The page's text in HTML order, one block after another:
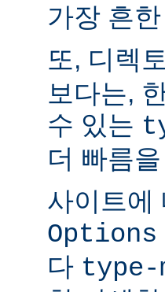
가장 흔
또, 디렉
보다는,
수 있는
더 빠름
사이트에
다 type-